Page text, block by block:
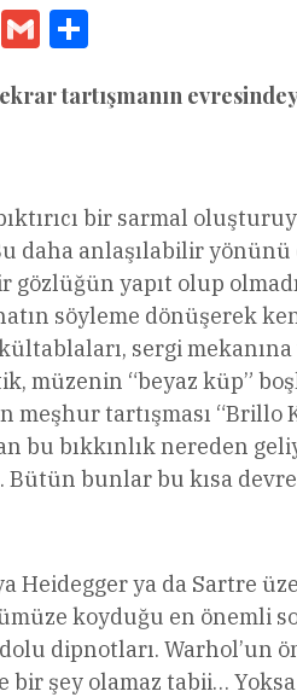
Message
Gmail
tartışmanın
bir sarmal
daha anlaşılabilir yönünü
gözlüğün yapıt olup
söyleme dönüşerek
sergi mekanına
müzenin “beyaz küp”
meşhur tartışması
bu bıkkınlık nereden
bunlar bu kısa devre
Heidegger ya da Sartre
koyduğu en önemli
dipnotları. Warhol’un
bir şey olamaz tabii…